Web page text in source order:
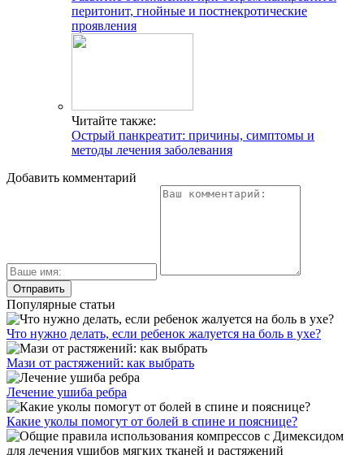
перитонит, гнойные и постнекротические
проявления
Читайте также:
Острый панкреатит: причины, симптомы и
методы лечения заболевания
Добавить комментарий
Популярные статьи
Что нужно делать, если ребенок жалуется на боль в ухе?
Мази от растяжений: как выбрать
Лечение ушиба ребра
Какие уколы помогут от болей в спине и пояснице?